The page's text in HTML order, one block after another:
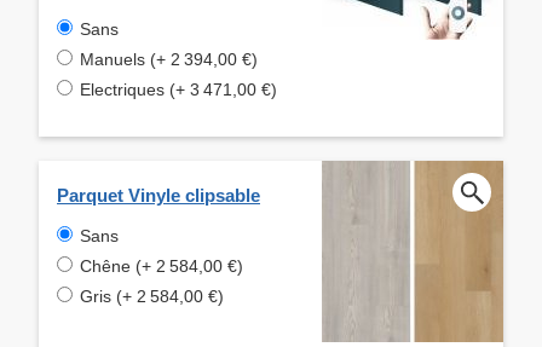
Sans
Manuels (+ 2 394,00 €)
Electriques (+ 3 471,00 €)
Parquet Vinyle clipsable
Sans
Chêne (+ 2 584,00 €)
Gris (+ 2 584,00 €)